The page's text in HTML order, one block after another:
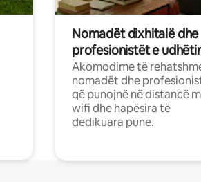
Nomadët dixhitalë dhe
profesionistët e
Akomodime të
nomadët dhe
që punojnë në distancë
wifi dhe hapësira të
dedikuara pune.